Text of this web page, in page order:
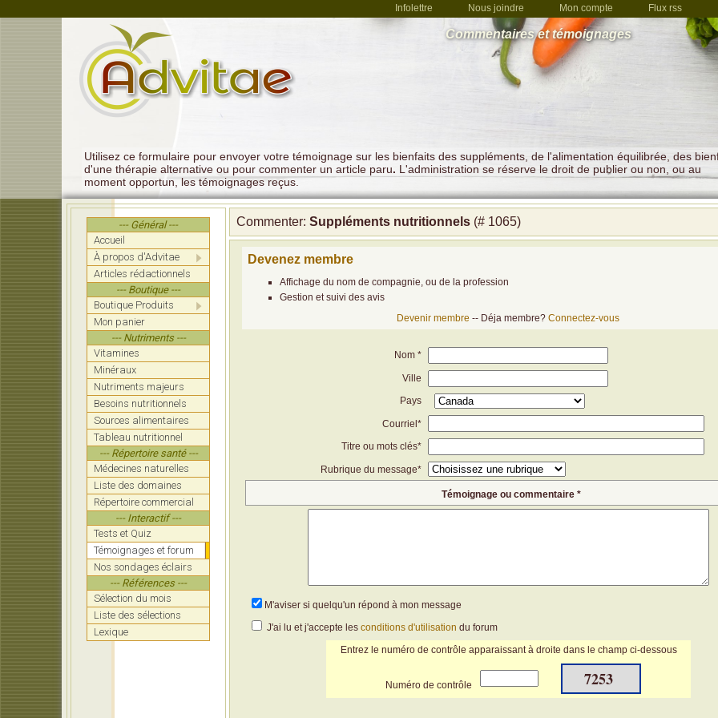
Infolettre Nous joindre Mon compte Flux rss
Commentaires et témoignages
Utilisez ce formulaire pour envoyer votre témoignage sur les bienfaits des suppléments, de l'alimentation équilibrée, des
d'une thérapie alternative ou pour commenter un article paru. L'administration se réserve le droit de publier ou non, ou au
moment opportun, les témoignages reçus.
--- Général ---
Accueil
À propos d'Advitae
Articles rédactionnels
--- Boutique ---
Boutique Produits
Mon panier
--- Nutriments ---
Vitamines
Minéraux
Nutriments majeurs
Besoins nutritionnels
Sources alimentaires
Tableau nutritionnel
--- Répertoire santé ---
Médecines naturelles
Liste des domaines
Répertoire commercial
--- Interactif ---
Tests et Quiz
Témoignages et forum
Nos sondages éclairs
--- Références ---
Sélection du mois
Liste des sélections
Lexique
Commenter: Suppléments nutritionnels (# 1065)
Devenez membre
Affichage du nom de compagnie, ou de la profession
Gestion et suivi des avis
Devenir membre -- Déja membre?Connectez-vous
Nom *
Ville
Pays
Courriel*
Titre ou mots clés*
Rubrique du message*
Témoignage ou commentaire *
M'aviser si quelqu'un répond à mon message
J'ai lu et j'accepte les conditions d'utilisation du forum
Entrez le numéro de contrôle apparaissant à droite dans le champ ci-dessous
Numéro de contrôle 7253